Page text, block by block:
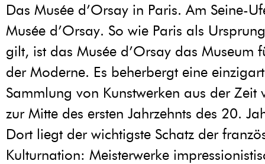
Das Musée d’Orsay in Paris. Am Seine-
Musée d’Orsay. So wie Paris als
gilt, ist das Musée d’Orsay das Museum
der Moderne. Es beherbergt eine
Sammlung von Kunstwerken aus der Zeit
zur Mitte des ersten Jahrzehnts des 20.
Dort liegt der wichtigste Schatz der
Kulturnation: Meisterwerke